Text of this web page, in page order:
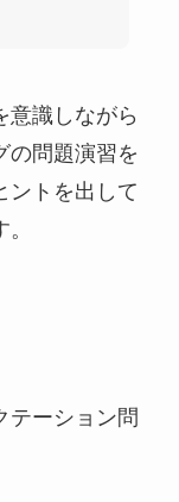
意識しながら
の問題演習を
ントを出して
テーション問